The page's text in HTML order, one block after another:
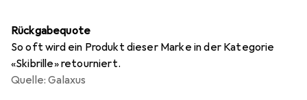
Rückgabequote
So oft wird ein Produkt dieser Marke in der Kategorie
«Skibrille» retourniert.
Quelle: Galaxus